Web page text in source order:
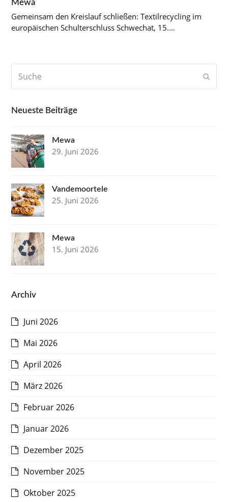
Mewa
Gemeinsam den Kreislauf schließen: Textilrecycling im
europäischen Schulterschluss Schwechat, 15.…
Neueste Beiträge
Mewa
29. Juni 2026
Vandemoortele
25. Juni 2026
Mewa
15. Juni 2026
Archiv
Juni 2026
Mai 2026
April 2026
März 2026
Februar 2026
Januar 2026
Dezember 2025
November 2025
Oktober 2025